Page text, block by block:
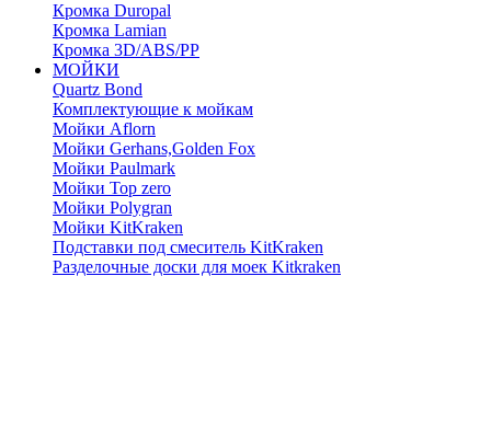
Кромка Duropal
Кромка Lamian
Кромка 3D/ABS/PP
МОЙКИ
Quartz Bond
Комплектующие к мойкам
Мойки Aflorn
Мойки Gerhans,Golden Fox
Мойки Paulmark
Мойки Top zero
Мойки Polygran
Мойки KitKraken
Подставки под смеситель KitKraken
Разделочные доски для моек Kitkraken